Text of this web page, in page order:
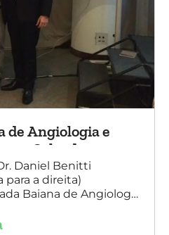
de Angiologia e
Salvador
Daniel Benitti
para a direita)
Baiana de Angiologia
também está